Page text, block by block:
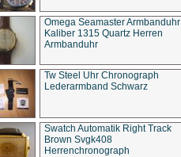
Omega Seamaster Armbanduhr
Kaliber 1315 Quartz Herren
Armbanduhr
Tw Steel Uhr Chronograph
Lederarmband Schwarz
Swatch Automatik Right Track
Brown Svgk408
Herrenchronograph